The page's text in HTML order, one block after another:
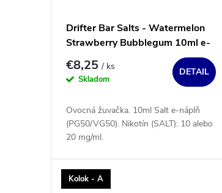
Drifter Bar Salts - Watermelon
Strawberry Bubblegum 10ml e-
liquid
€8,25/ ks
Skladom
DETAIL
Ovocná žuvačka. 10ml Salt e-náplň
(PG50/VG50). Nikotín (SALT): 10 alebo
20 mg/ml.
Kolok - A